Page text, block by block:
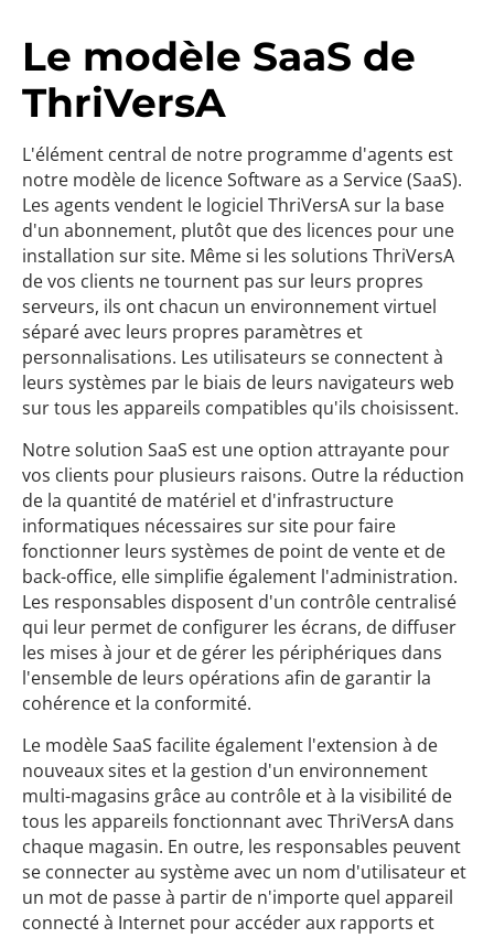
Le modèle SaaS de
ThriVersA
L'élément central de notre programme d'agents est
notre modèle de licence Software as a Service (SaaS).
Les agents vendent le logiciel ThriVersA sur la base
d'un abonnement, plutôt que des licences pour une
installation sur site. Même si les solutions ThriVersA
de vos clients ne tournent pas sur leurs propres
serveurs, ils ont chacun un environnement virtuel
séparé avec leurs propres paramètres et
personnalisations. Les utilisateurs se connectent à
leurs systèmes par le biais de leurs navigateurs web
sur tous les appareils compatibles qu'ils choisissent.
Notre solution SaaS est une option attrayante pour
vos clients pour plusieurs raisons. Outre la réduction
de la quantité de matériel et d'infrastructure
informatiques nécessaires sur site pour faire
fonctionner leurs systèmes de point de vente et de
back-office, elle simplifie également l'administration.
Les responsables disposent d'un contrôle centralisé
qui leur permet de configurer les écrans, de diffuser
les mises à jour et de gérer les périphériques dans
l'ensemble de leurs opérations afin de garantir la
cohérence et la conformité.
Le modèle SaaS facilite également l'extension à de
nouveaux sites et la gestion d'un environnement
multi-magasins grâce au contrôle et à la visibilité de
tous les appareils fonctionnant avec ThriVersA dans
chaque magasin. En outre, les responsables peuvent
se connecter au système avec un nom d'utilisateur et
un mot de passe à partir de n'importe quel appareil
connecté à Internet pour accéder aux rapports et